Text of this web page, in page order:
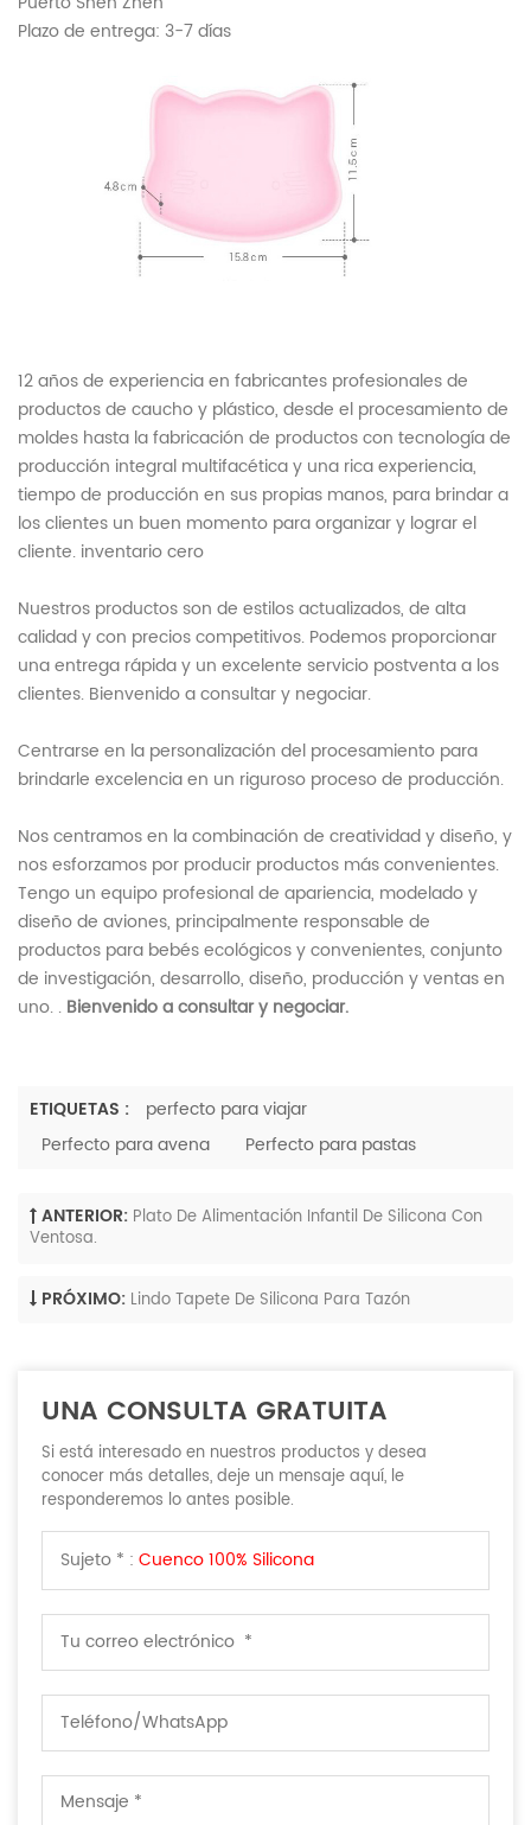
Plazo de entrega: 3-7 días
12 años de experiencia en fabricantes profesionales de
productos de caucho y plástico, desde el procesamiento de
moldes hasta la fabricación de productos con tecnología de
producción integral multifacética y una rica experiencia,
tiempo de producción en sus propias manos, para brindar a
los clientes un buen momento para organizar y lograr el
cliente. inventario cero
Nuestros productos son de estilos actualizados, de alta
calidad y con precios competitivos. Podemos proporcionar
una entrega rápida y un excelente servicio postventa a los
clientes. Bienvenido a consultar y negociar.
Centrarse en la personalización del procesamiento para
brindarle excelencia en un riguroso proceso de producción.
Nos centramos en la combinación de creatividad y diseño, y
nos esforzamos por producir productos más convenientes.
Tengo un equipo profesional de apariencia, modelado y
diseño de aviones, principalmente responsable de
productos para bebés ecológicos y convenientes, conjunto
de investigación, desarrollo, diseño, producción y ventas en
uno. . Bienvenido a consultar y negociar.
ETIQUETAS :
perfecto para viajar
Perfecto para avena
Perfecto para pastas
ANTERIOR: Plato De Alimentación Infantil De Silicona Con
Ventosa.
PRÓXIMO: Lindo Tapete De Silicona Para Tazón
UNA CONSULTA GRATUITA
Si está interesado en nuestros productos y desea
conocer más detalles, deje un mensaje aquí, le
responderemos lo antes posible.
Sujeto * : Cuenco 100% Silicona